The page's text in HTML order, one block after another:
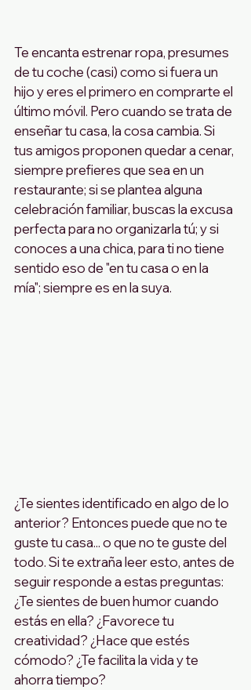
Te encanta estrenar ropa, presumes
de tu coche (casi) como si fuera un
hijo y eres el primero en comprarte el
último móvil. Pero cuando se trata de
enseñar tu casa, la cosa cambia. Si
tus amigos proponen quedar a cenar,
siempre prefieres que sea en un
restaurante; si se plantea alguna
celebración familiar, buscas la excusa
perfecta para no organizarla tú; y si
conoces a una chica, para ti no tiene
sentido eso de "en tu casa o en la
mía"; siempre es en la suya.
¿Te sientes identificado en algo de lo
anterior? Entonces puede que no te
guste tu casa... o que no te guste del
todo. Si te extraña leer esto, antes de
seguir responde a estas preguntas:
¿Te sientes de buen humor cuando
estás en ella? ¿Favorece tu
creatividad? ¿Hace que estés
cómodo? ¿Te facilita la vida y te
ahorra tiempo?